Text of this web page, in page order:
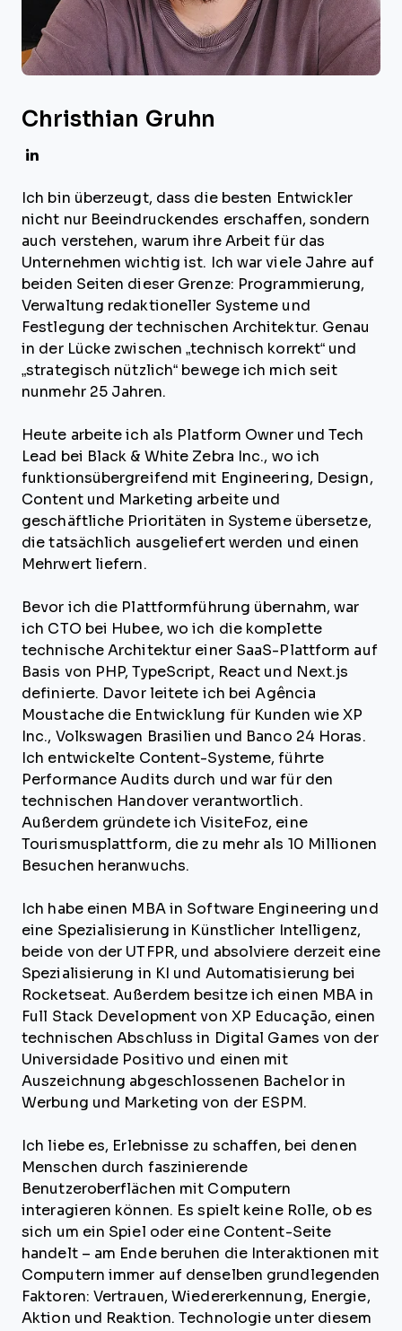
Christhian Gruhn
Ich bin überzeugt, dass die besten Entwickler
nicht nur Beeindruckendes erschaffen, sondern
auch verstehen, warum ihre Arbeit für das
Unternehmen wichtig ist. Ich war viele Jahre auf
beiden Seiten dieser Grenze: Programmierung,
Verwaltung redaktioneller Systeme und
Festlegung der technischen Architektur. Genau
in der Lücke zwischen „technisch korrekt“ und
„strategisch nützlich“ bewege ich mich seit
nunmehr 25 Jahren.
Heute arbeite ich als Platform Owner und Tech
Lead bei Black & White Zebra Inc., wo ich
funktionsübergreifend mit Engineering, Design,
Content und Marketing arbeite und
geschäftliche Prioritäten in Systeme übersetze,
die tatsächlich ausgeliefert werden und einen
Mehrwert liefern.
Bevor ich die Plattformführung übernahm, war
ich CTO bei Hubee, wo ich die komplette
technische Architektur einer SaaS-Plattform auf
Basis von PHP, TypeScript, React und Next.js
definierte. Davor leitete ich bei Agência
Moustache die Entwicklung für Kunden wie XP
Inc., Volkswagen Brasilien und Banco 24 Horas.
Ich entwickelte Content-Systeme, führte
Performance Audits durch und war für den
technischen Handover verantwortlich.
Außerdem gründete ich VisiteFoz, eine
Tourismusplattform, die zu mehr als 10 Millionen
Besuchen heranwuchs.
Ich habe einen MBA in Software Engineering und
eine Spezialisierung in Künstlicher Intelligenz,
beide von der UTFPR, und absolviere derzeit eine
Spezialisierung in KI und Automatisierung bei
Rocketseat. Außerdem besitze ich einen MBA in
Full Stack Development von XP Educação, einen
technischen Abschluss in Digital Games von der
Universidade Positivo und einen mit
Auszeichnung abgeschlossenen Bachelor in
Werbung und Marketing von der ESPM.
Ich liebe es, Erlebnisse zu schaffen, bei denen
Menschen durch faszinierende
Benutzeroberflächen mit Computern
interagieren können. Es spielt keine Rolle, ob es
sich um ein Spiel oder eine Content-Seite
handelt – am Ende beruhen die Interaktionen mit
Computern immer auf denselben grundlegenden
Faktoren: Vertrauen, Wiedererkennung, Energie,
Aktion und Reaktion. Technologie unter diesem